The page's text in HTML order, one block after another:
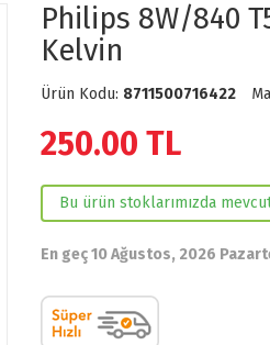
Philips 8W/840
Kelvin
Ürün Kodu: 8711500716422
250.00 TL
Bu ürün stoklarımızda
En geç 10 Ağustos, 2026